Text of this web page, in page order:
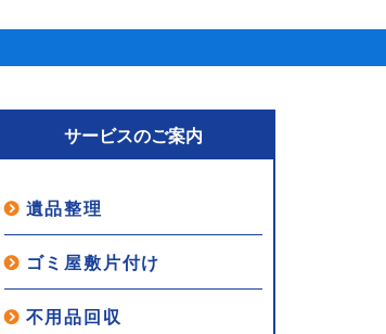
サービスのご案内
遺品整理
ゴミ屋敷片付け
不用品回収